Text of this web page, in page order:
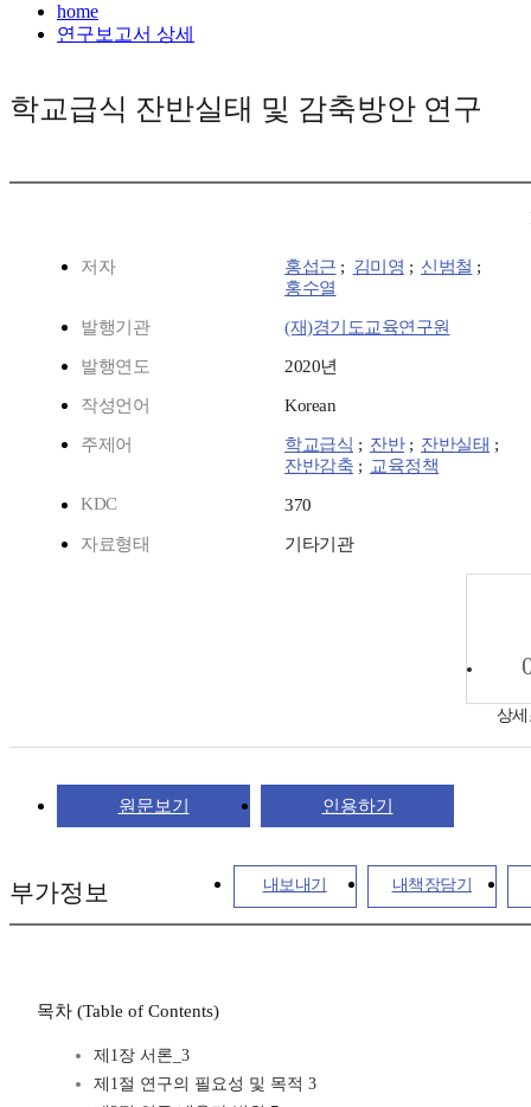
home
연구보고서 상세
학교급식 잔반실태 및 감축방안 연구
저자 홍섭근 ; 김미영 ; 신범철 ;
홍수열
발행기관 (재)경기도교육연구원
발행연도 2020년
작성언어 Korean
주제어 학교급식 ; 잔반; 잔반실태 ;
잔반감축 ; 교육정책
KDC
370
자료형태 기타기관
상
원문보기 인용하기
내보내기 내책장담기
부가정보
목차 (Table of Contents)
제1장 서론_3
제1절 연구의 필요성 및 목적 3